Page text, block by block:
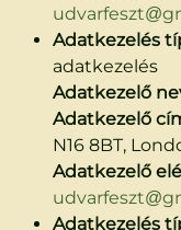
Adatkezelés
adatkezelés
Adatkezelő
Adatkezelő
N16 8BT,
Adatkezelő
Adatkezelés